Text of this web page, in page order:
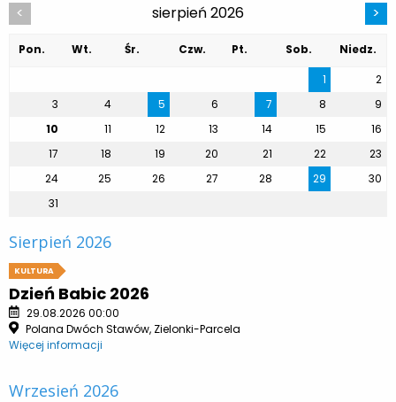
< sierpień 2026 >
Pon. Wt. Śr. Czw. Pt. Sob.
Niedz.
1
2
3
4 5 6 7 8
9
10
11 12 13 14 15
16
17
18 19 20 21 22
23
24
25 26 27 28 29
30
31
Sierpień 2026
KULTURA
Dzień Babic 2026
29.08.2026 00:00
Polana Dwóch Stawów, Zielonki-Parcela
Więcej informacji
Wrzesień 2026